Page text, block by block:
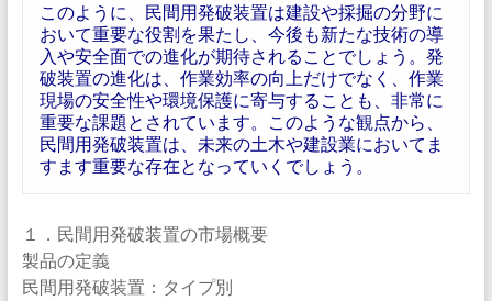
このように、民間用発破装置は建設や採掘の分野に
おいて重要な役割を果たし、今後も新たな技術の導
入や安全面での進化が期待されることでしょう。発
破装置の進化は、作業効率の向上だけでなく、作業
現場の安全性や環境保護に寄与することも、非常に
重要な課題とされています。このような観点から、
民間用発破装置は、未来の土木や建設業においてま
すます重要な存在となっていくでしょう。
１．民間用発破装置の市場概要
製品の定義
民間用発破装置：タイプ別